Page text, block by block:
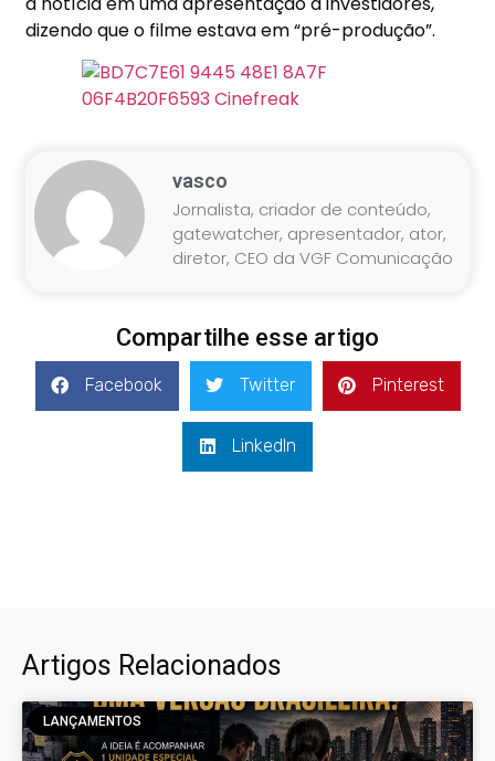
dizendo que o filme estava em “pré-produção”.
vasco
Jornalista, criador de conteúdo,
gatewatcher, apresentador, ator,
diretor, CEO da VGF Comunicação
Compartilhe esse artigo
Facebook Twitter Pinterest
LinkedIn
Artigos Relacionados
LANÇAMENTOS